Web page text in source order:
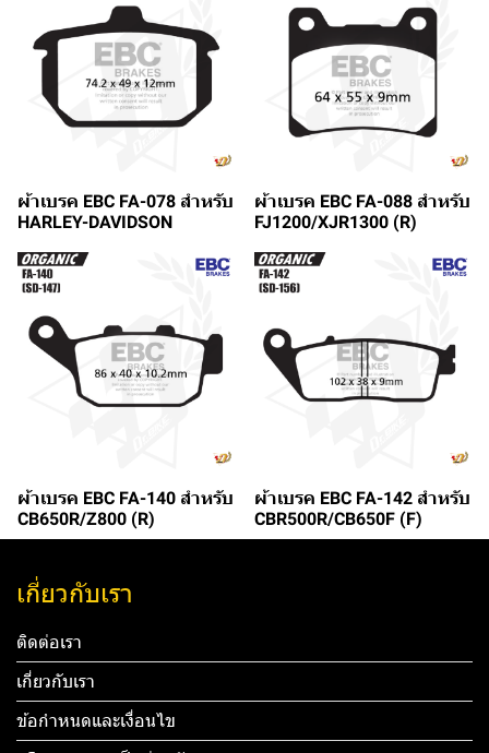
ผ้าเบรค EBC FA-078 สำหรับ
HARLEY-DAVIDSON
ผ้าเบรค EBC FA-088 สำหรับ
FJ1200/XJR1300 (R)
ผ้าเบรค EBC FA-140 สำหรับ
CB650R/Z800 (R)
ผ้าเบรค EBC FA-142 สำหรับ
CBR500R/CB650F (F)
เกี่ยวกับเรา
ติดต่อเรา
เกี่ยวกับเรา
ข้อกำหนดและเงื่อนไข